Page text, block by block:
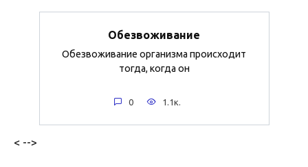
Обезвоживание
Обезвоживание организма происходит
тогда, когда он
0 1.1к.
< -->